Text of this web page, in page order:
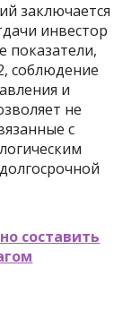
заключается
инвестор
показатели,
соблюдение
и
не
с
составить